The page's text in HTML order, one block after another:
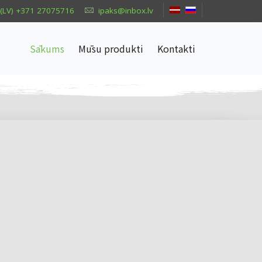
(LV) +371 27075716 ipaks@inbox.lv
Sākums Mūsu produkti Kontakti